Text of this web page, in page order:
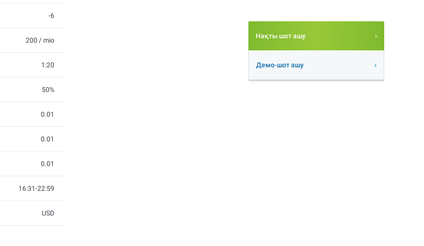
-6
200 / mio
1:20
50%
0.01
0.01
0.01
16:31-22:59
USD
Нақты шот ашу
Демо-шот ашу